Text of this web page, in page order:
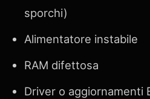
sporchi)
Alimentatore instabile
RAM difettosa
Driver o aggiornamenti